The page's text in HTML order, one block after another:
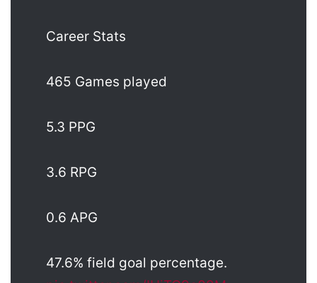
Career Stats
465 Games played
5.3 PPG
3.6 RPG
0.6 APG
47.6% field goal percentage.